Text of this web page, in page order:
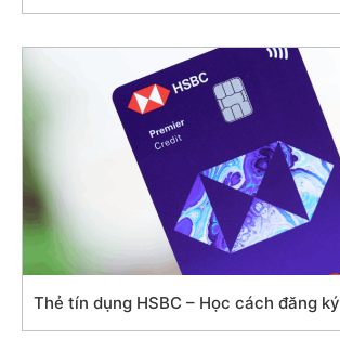
Thẻ tín dụng HSBC – Học cách đăng ký